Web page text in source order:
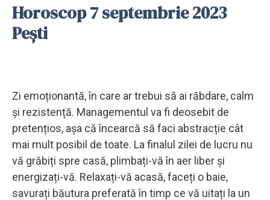
Horoscop 7 septembrie 2023
Pești
Zi emoționantă, în care ar trebui să ai răbdare, calm
și rezistență. Managementul va fi deosebit de
pretențios, așa că încearcă să faci abstracție cât
mai mult posibil de toate. La finalul zilei de lucru nu
vă grăbiți spre casă, plimbați-vă în aer liber și
energizați-vă. Relaxați-vă acasă, faceți o baie,
savurați băutura preferată în timp ce vă uitați la un